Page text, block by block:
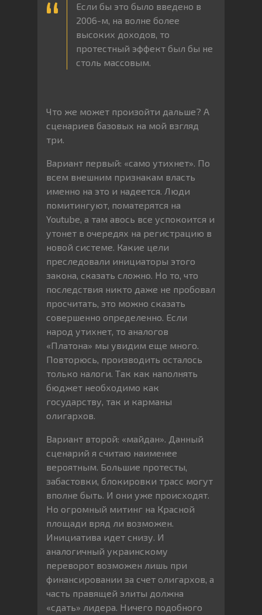
Если бы это было введено в
2006-м, на волне более
высоких доходов, то
протестный эффект был бы не
столь массовым.
Что же может произойти дальше? А
сценариев базовых на мой взгляд
три.
Вариант первый: «само утихнет». По
всем внешним признакам власть
именно на это и надеется. Люди
помитингуют, поматерятся на
Youtube, а там авось все успокоится и
утонет в очередях на регистрацию в
новой системе. Какие цели
преследовали инициаторы этого
закона, сказать сложно. Но то, что
последствия никто даже не пробовал
просчитать, это можно сказать
совершенно определенно. Если
народ утихнет, то аналогов
«Платона» мы увидим еще много.
Повторюсь, производить осталось
только налоги. Так как наполнять
бюджет необходимо как
государству, так и карманы
олигархов.
Вариант второй: «майдан». Данный
сценарий я считаю наименее
вероятным. Большие протесты,
забастовки, блокировки трасс могут
вполне быть. И они уже происходят.
Но огромный митинг на Красной
площади вряд ли возможен.
Инициатива идет снизу. И
аналогичный украинскому
переворот возможен лишь при
финансировании за счет олигархов, а
часть правящей элиты должна
«сдать» лидера. Ничего подобного